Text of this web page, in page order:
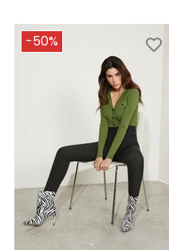
-50%